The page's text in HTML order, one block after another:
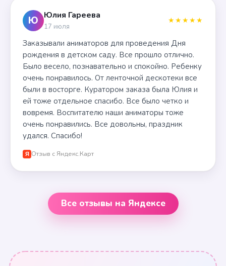
Ю Юлия Гареева
17 июля
★★★★★
Заказывали аниматоров для проведения Дня
рождения в детском саду. Все прошло отлично.
Было весело, познавательно и спокойно. Ребенку
очень понравилось. От ленточной дескотеки все
были в восторге. Куратором заказа была Юлия и
ей тоже отдельное спасибо. Все было четко и
вовремя. Воспитателю наши аниматоры тоже
очень понравились. Все довольны, праздник
удался. Спасибо!
Я Отзыв с Яндекс.Карт
Все отзывы на Яндексе